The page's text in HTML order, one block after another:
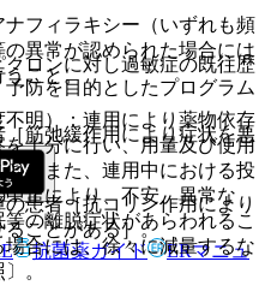
ロンに対し過敏症の既往歴
筋弛緩作用により症状を悪
患者［抗コリン作用により
ことがある］。
フィラキシー（いずれも頻
異常が認められた場合には
うこと。
明）：連用により薬物依存
十分に行い、用量及び使用
。また、連用中における投
止により、不安、異常な
の離脱症状があらわれるこ
合には、徐々に減量するな
。
防を目的としたプログラム
抗菌薬ガイド
ERマニュ